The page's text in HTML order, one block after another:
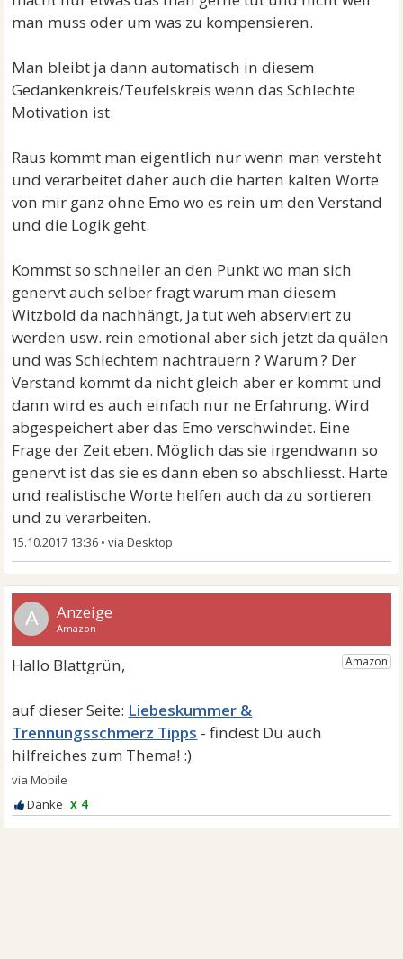
man muss oder um was zu kompensieren.
Man bleibt ja dann automatisch in diesem
Gedankenkreis/Teufelskreis wenn das Schlechte
Motivation ist.
Raus kommt man eigentlich nur wenn man versteht
und verarbeitet daher auch die harten kalten Worte
von mir ganz ohne Emo wo es rein um den Verstand
und die Logik geht.
Kommst so schneller an den Punkt wo man sich
genervt auch selber fragt warum man diesem
Witzbold da nachhängt, ja tut weh abserviert zu
werden usw. rein emotional aber sich jetzt da quälen
und was Schlechtem nachtrauern ? Warum ? Der
Verstand kommt da nicht gleich aber er kommt und
dann wird es auch einfach nur ne Erfahrung. Wird
abgespeichert aber das Emo verschwindet. Eine
Frage der Zeit eben. Möglich das sie irgendwann so
genervt ist das sie es dann eben so abschliesst. Harte
und realistische Worte helfen auch da zu sortieren
und zu verarbeiten.
15.10.2017 13:36 •
A
Liebeskummer &
Trennungsschmerz Tipps
x 4